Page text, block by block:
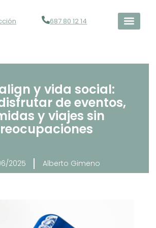
687 80 12 14
y vida social:
de eventos,
y viajes sin
2025 Alberto Gimeno